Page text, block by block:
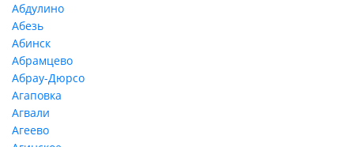
Абдулино
Абезь
Абинск
Абрамцево
Абрау-Дюрсо
Агаповка
Агвали
Агеево